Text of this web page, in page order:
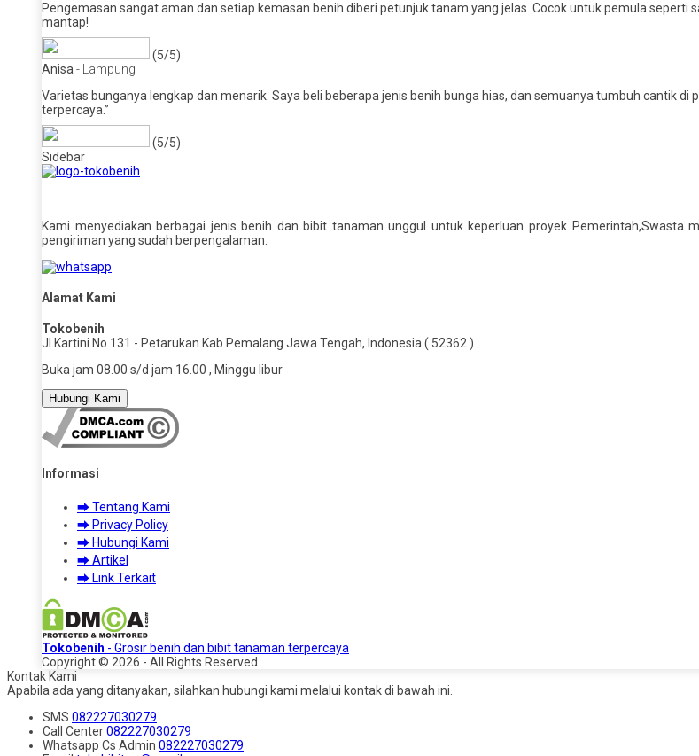
Pengemasan sangat aman dan setiap kemasan benih diberi petunjuk tanam yang jelas. Cocok untuk pemula
mantap!
(5/5)
Anisa- Lampung
Varietas bunganya lengkap dan menarik. Saya beli beberapa jenis benih bunga hias, dan semuanya tumbuh cantik
terpercaya.”
(5/5)
Sidebar
Kami menyediakan berbagai jenis benih dan bibit tanaman unggul untuk keperluan proyek Pemerintah,Swasta
pengiriman yang sudah berpengalaman.
Alamat Kami
Tokobenih
Jl.Kartini No.131 - Petarukan Kab.Pemalang Jawa Tengah, Indonesia ( 52362 )
Buka jam 08.00 s/d jam 16.00 , Minggu libur
Hubungi Kami
Informasi
⮕ Tentang Kami
⮕ Privacy Policy
⮕ Hubungi Kami
⮕ Artikel
⮕ Link Terkait
Tokobenih - Grosir benih dan bibit tanaman terpercaya
Copyright © 2026 - All Rights Reserved
Kontak Kami
Apabila ada yang ditanyakan, silahkan hubungi kami melalui kontak di bawah ini.
SMS 082227030279
Call Center082227030279
Whatsapp Cs Admin 082227030279